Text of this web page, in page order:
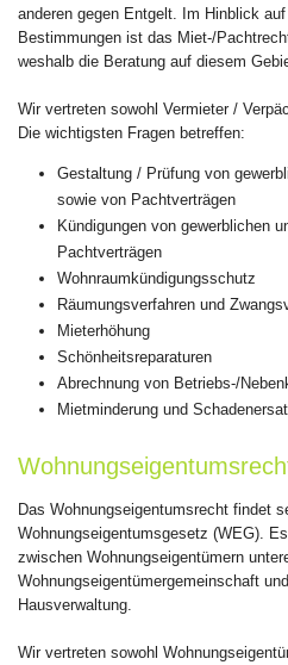
anderen gegen Entgelt. Im Hinblick
Bestimmungen ist das Miet-/
weshalb die Beratung auf diesem
Wir vertreten sowohl Vermieter /
Die wichtigsten Fragen betreffen:
Gestaltung / Prüfung von
sowie von Pachtverträgen
Kündigungen von gewerblichen
Pachtverträgen
Wohnraumkündigungsschutz
Räumungsverfahren und
Mieterhöhung
Schönheitsreparaturen
Abrechnung von Betriebs-/
Mietminderung und
Das Wohnungseigentumsrecht findet
Wohnungseigentumsgesetz (WEG).
zwischen Wohnungseigentümern
Wohnungseigentümergemeinschaft
Hausverwaltung.
Wir vertreten sowohl